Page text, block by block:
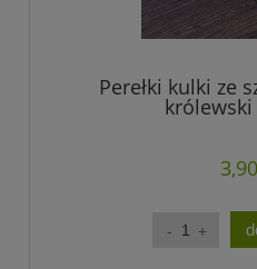
Perełki kulki ze
królewski